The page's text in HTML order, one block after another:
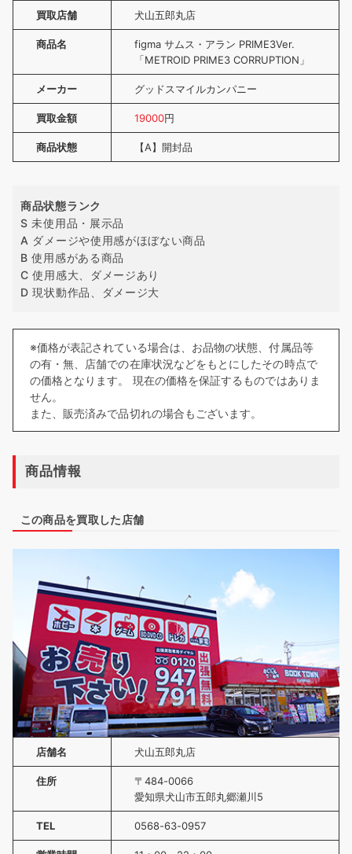
買取店舗 犬山五郎丸店
商品名
figma サムス・アラン PRIME3Ver.
「METROID PRIME3 CORRUPTION」
メーカー グッドスマイルカンパニー
買取金額 19000円
商品状態 【A】開封品
商品状態ランク
S 未使用品・展示品
A ダメージや使用感がほぼない商品
B 使用感がある商品
C 使用感大、ダメージあり
D 現状動作品、ダメージ大
※価格が表記されている場合は、お品物の状態、付属品等
の有・無、店舗での在庫状況などをもとにしたその時点で
の価格となります。 現在の価格を保証するものではありま
せん。
また、販売済みで品切れの場合もございます。
商品情報
この商品を買取した店舗
店舗名 犬山五郎丸店
住所
〒484-0066
愛知県犬山市五郎丸郷瀬川5
TEL 0568-63-0957